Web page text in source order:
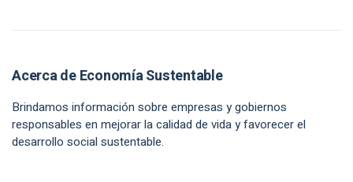
Acerca de Economía Sustentable
Brindamos información sobre empresas y gobiernos
responsables en mejorar la calidad de vida y favorecer el
desarrollo social sustentable.